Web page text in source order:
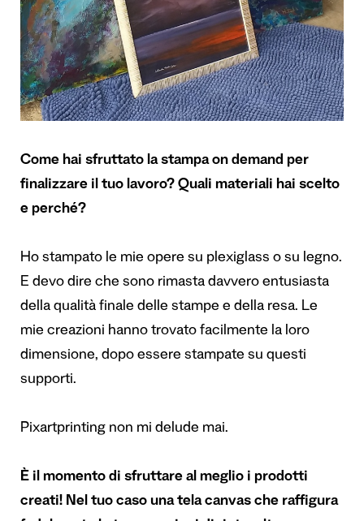
Come hai sfruttato la stampa on demand per
finalizzare il tuo lavoro? Quali materiali hai scelto
e perché?
Ho stampato le mie opere su plexiglass o su legno.
E devo dire che sono rimasta davvero entusiasta
della qualità finale delle stampe e della resa. Le
mie creazioni hanno trovato facilmente la loro
dimensione, dopo essere stampate su questi
supporti.
Pixartprinting non mi delude mai.
È il momento di sfruttare al meglio i prodotti
creati! Nel tuo caso una tela canvas che raffigura